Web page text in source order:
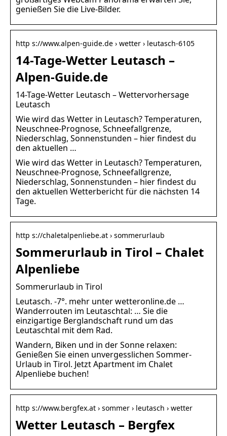
genießen Sie die Live-Bilder.
http s://www.alpen-guide.de › wetter › leutasch-6105
14-Tage-Wetter Leutasch –
Alpen-Guide.de
14-Tage-Wetter Leutasch – Wettervorhersage
Leutasch
Wie wird das Wetter in Leutasch? Temperaturen,
Neuschnee-Prognose, Schneefallgrenze,
Niederschlag, Sonnenstunden – hier findest du
den aktuellen …
Wie wird das Wetter in Leutasch? Temperaturen,
Neuschnee-Prognose, Schneefallgrenze,
Niederschlag, Sonnenstunden – hier findest du
den aktuellen Wetterbericht für die nächsten 14
Tage.
http s://chaletalpenliebe.at › sommerurlaub
Sommerurlaub in Tirol – Chalet
Alpenliebe
Sommerurlaub in Tirol
Leutasch. -7°. mehr unter wetteronline.de …
Wanderrouten im Leutaschtal: … Sie die
einzigartige Berglandschaft rund um das
Leutaschtal mit dem Rad.
Wandern, Biken und in der Sonne relaxen:
Genießen Sie einen unvergesslichen Sommer-
Urlaub in Tirol. Jetzt Apartment im Chalet
Alpenliebe buchen!
http s://www.bergfex.at › sommer › leutasch › wetter
Wetter Leutasch – Bergfex